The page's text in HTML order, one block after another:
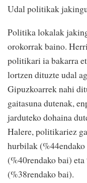
Udal politikak
Politika lokalak
orokorrak baino.
politikari ia bakarra
lortzen dituzte udal
Gipuzkoarrek nahi
gaitasuna dutenak,
jarduteko dohaina
Halere, politikariez
hurbilak
(%40rendako bai)
(%38rendako bai).